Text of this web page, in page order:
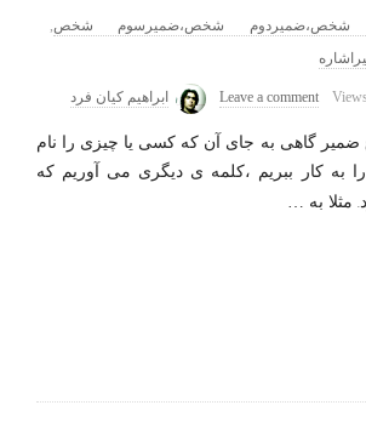
شخص،ضمیردوم شخص،ضمیرسوم شخص,
Leave a comment ابراهیم کیان فرد
گاهی به جای آن که کسی یا چیزی را نام
به کار ببریم ،کلمه ی دیگری می آوریم که
به